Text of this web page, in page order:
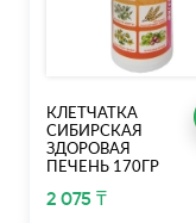
КЛЕТЧАТКА
СИБИРСКАЯ
ЗДОРОВАЯ
ПЕЧЕНЬ 170ГР
2 075 ₸